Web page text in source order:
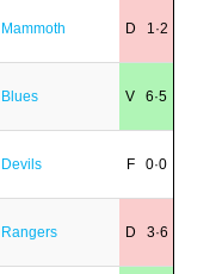
Mammoth D 1·2
Blues V 6·5
Devils F 0·0
Rangers D 3·6